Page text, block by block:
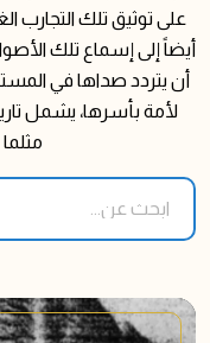
على توثيق تلك التجارب
أيضاً إلى إسماع تلك
أن يتردد صداها في
لأمة بأسرها، يشمل
مثلما
search form